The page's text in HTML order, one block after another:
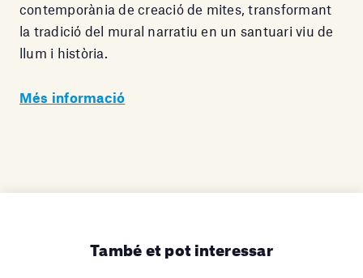
contemporània de creació de mites, transformant
la tradició del mural narratiu en un santuari viu de
llum i història.
Més informació
També et pot interessar